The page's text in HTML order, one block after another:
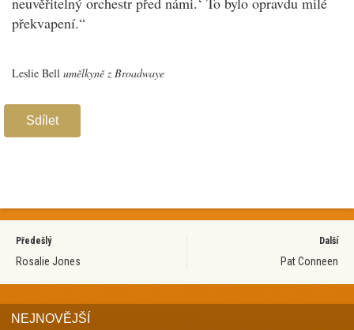
překvapení.“
Leslie Bell umělkyně z Broadwaye
Sdílet
Předešlý
Rosalie Jones
Další
Pat Conneen
NEJNOVĚJŠÍ